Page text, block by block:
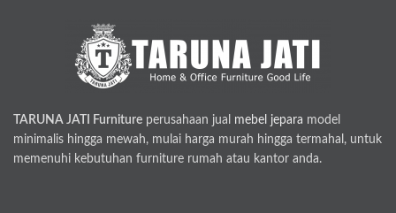
TARUNA JATI Furniture perusahaan jual mebel jepara model
minimalis hingga mewah, mulai harga murah hingga termahal, untuk
memenuhi kebutuhan furniture rumah atau kantor anda.